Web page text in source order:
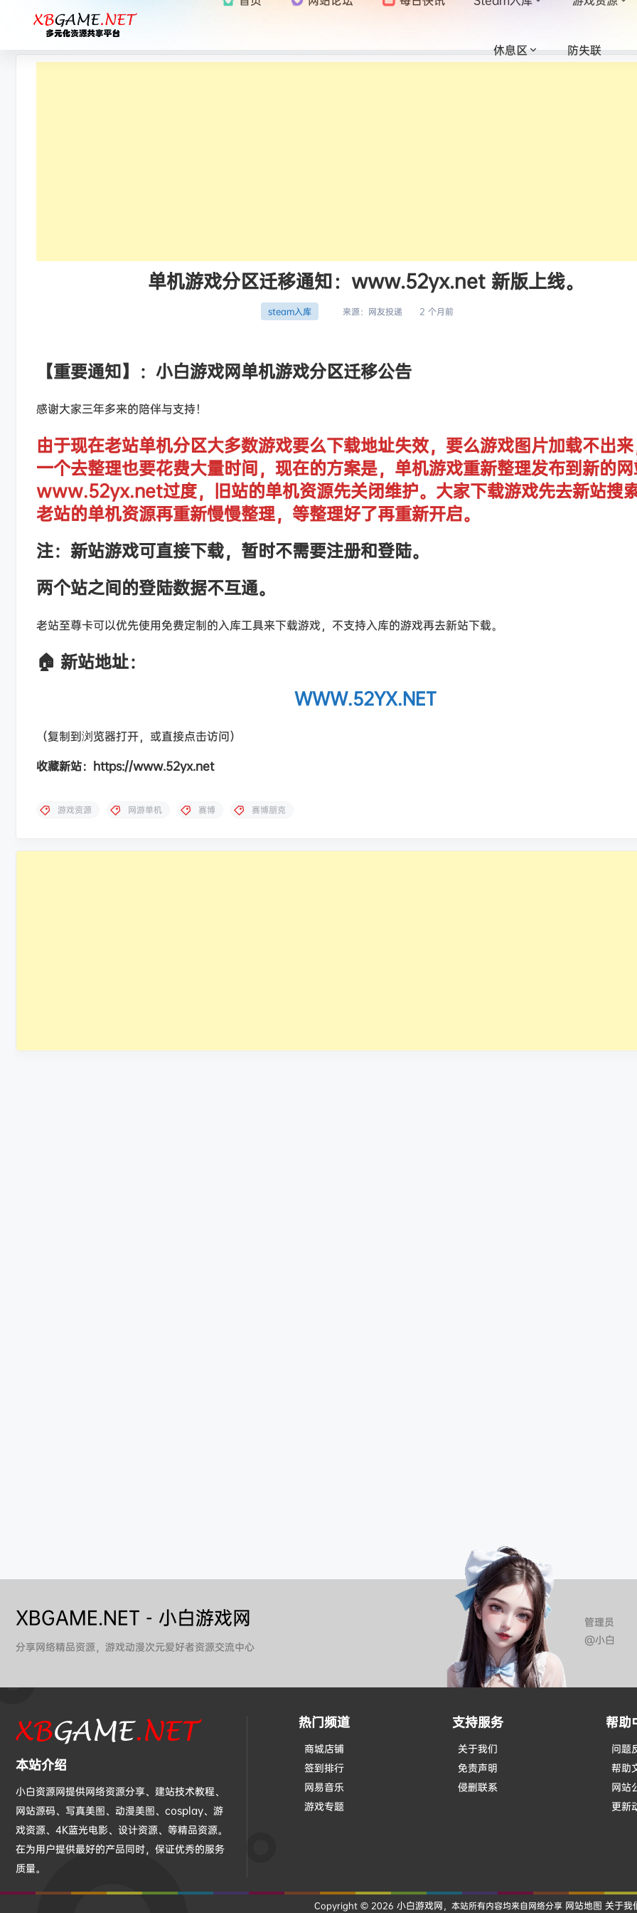
休息区 防失联
单机游戏分区迁移通知：www.52yx.net 新版上线。
steam入库 来源： 网友投递 2 个月前
【重要通知】：小白游戏网单机游戏分区迁移公告
感谢大家三年多来的陪伴与支持！
由于现在老站单机分区大多数游戏要么下载地址失效，要么游戏图片加载不出
一个去整理也要花费大量时间，现在的方案是，单机游戏重新整理发布到新的
www.52yx.net过度，旧站的单机资源先关闭维护。大家下载游戏先去新站搜
老站的单机资源再重新慢慢整理，等整理好了再重新开启。
注：新站游戏可直接下载，暂时不需要注册和登陆。
两个站之间的登陆数据不互通。
老站至尊卡可以优先使用免费定制的入库工具来下载游戏，不支持入库的游戏再去新站下载。
🏠 新站地址：
WWW.52YX.NET
（复制到浏览器打开，或直接点击访问）
收藏新站：https://www.52yx.net
游戏资源 网游单机 赛博 赛博朋克
XBGAME.NET - 小白游戏网
分享网络精品资源，游戏动漫次元爱好者资源交流中心
管理员
@小白
本站介绍
小白资源网提供网络资源分享、建站技术教程、
网站源码、写真美图、动漫美图、cosplay、游
戏资源、4K蓝光电影、设计资源、等精品资源。
在为用户提供最好的产品同时，保证优秀的服务
质量。
热门频道
商城店铺
签到排行
网易音乐
游戏专题
支持服务
关于我们
免责声明
侵删联系
帮助
问题
帮助
网站
更新
Copyright © 2026 小白游戏网，本站所有内容均来自网络分享 网站地图 关于我